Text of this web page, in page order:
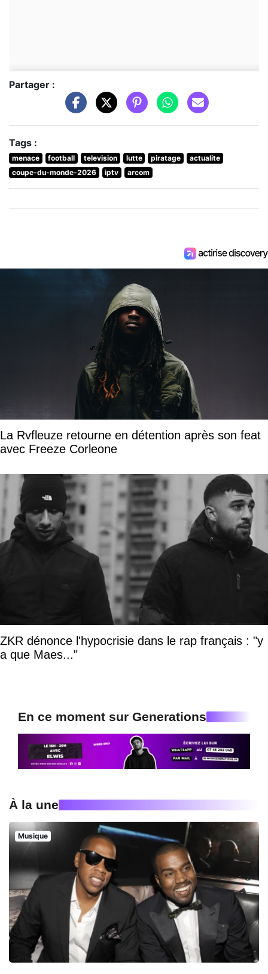
Partager :
Tags :
menace football television lutte piratage
actualite
coupe-du-monde-2026
iptv arcom
La Rvfleuze retourne en détention après son feat
avec Freeze Corleone
ZKR dénonce l'hypocrisie dans le rap français : "y
a que Maes..."
En ce moment sur Generations
À la une
Musique